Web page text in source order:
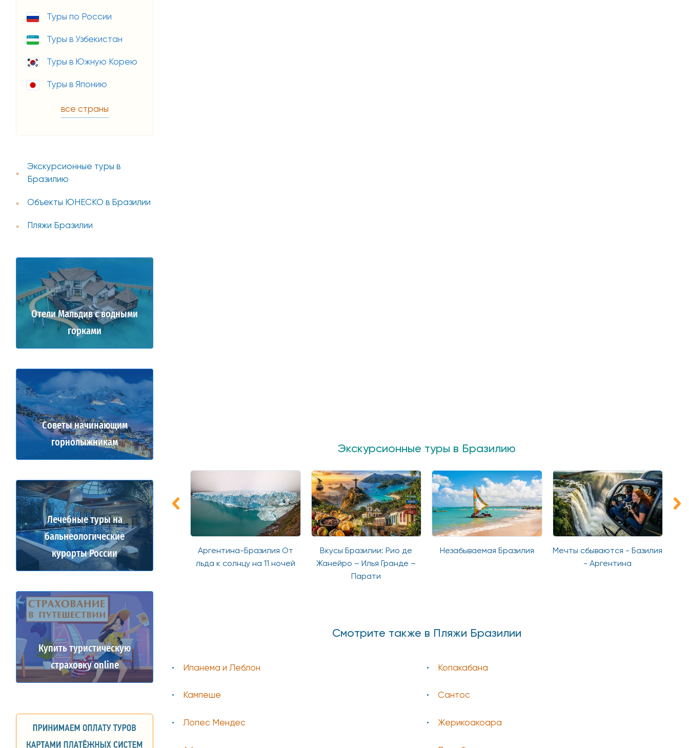
Туры по России
Туры в Узбекистан
Туры в Южную Корею
Туры в Японию
все страны
Экскурсионные туры в
Бразилию
Объекты ЮНЕСКО в Бразилии
Пляжи Бразилии
Отели Мальдив с водными
горками
Советы начинающим
горнолыжникам
Лечебные туры на
бальнеологические
курорты России
Купить туристическую
страховку online
Экскурсионные туры в Бразилию
Бразилия-Аргентина-Чили-
Боливия-Перу на 17 ночей
Аргентина-Бразилия От
льда к солнцу на 11 ночей
Вкусы Бразилии: Рио де
Жанейро – Илья Гранде –
Незабываемая Бразилия
Мечты сбываются - Базилия
Тропический
Смотрите также в Пляжи Бразилии
Ипанема и Леблон Копакабана
Кампеше Сантос
Лопес Мендес Жерикоакоара